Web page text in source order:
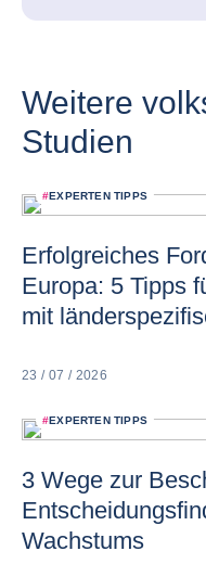
Weitere
Studien
#EXPERTEN TIPPS
Erfolgreiches
Europa: 5 Tipps
mit
23 / 07 / 2026
#EXPERTEN TIPPS
3 Wege zur
Wachstums